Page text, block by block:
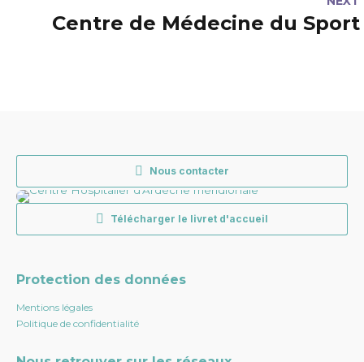
Centre de Médecine du Sport
Nous contacter
Télécharger le livret d'accueil
Protection des données
Mentions légales
Politique de confidentialité